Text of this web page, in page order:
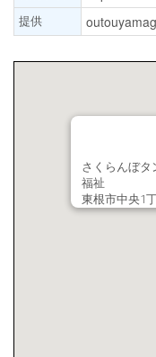
提供
さくらんぼタ
福祉
東根市中央1